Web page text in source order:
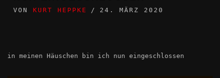
VON KURT HEPPKE 24. MÄRZ 2020
in meinen Häuschen bin ich nun eingeschlossen